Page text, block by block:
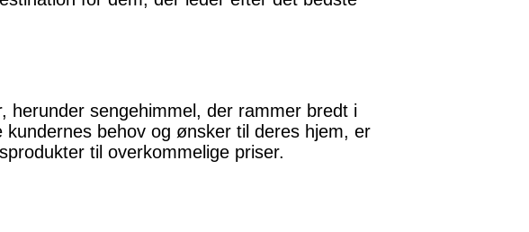
herunder sengehimmel, der rammer bredt i
behov og ønsker til deres hjem, er
til overkommelige priser.